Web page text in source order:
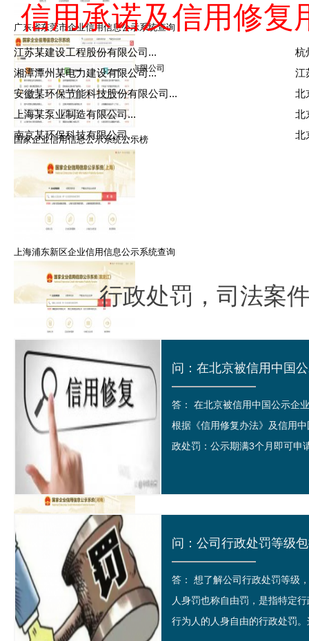
王律师
擅长：信用修复，信用管理
就职：北京众智众德企业管理有限公司
广东省东莞市企业信用信息公示系统查询
国家企业信用信息公示系统公示榜
上海浦东新区企业信用信息公示系统查询
国家信用黑龙江企业信息公示系统查询
国家信用天津企业信息公示系统查询
国家信用河南省濮阳市企业信息公示系统查询
信用承诺及信用修复
江苏某建设工程股份有限公司...
杭
湘潭潭州某电力建设有限公司...
江
安徽某环保节能科技股份有限公司...
北
上海某泵业制造有限公司...
北
南京某环保科技有限公司...
北
行政处罚，司法案
答： 在北京被信用中国公示企
根据《信用修复办法》及信用
政处罚：公示期满3个月即可申
答： 想了解公司行政处罚等
人身罚也称自由罚，是指特定
行为人的人身自由的行政处罚